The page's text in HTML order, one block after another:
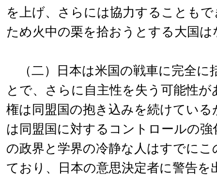
を上げ、さらには協力することも
ため火中の栗を拾おうとする大国は
（二）日本は米国の戦車に完全に
とで、さらに自主性を失う可能性
権は同盟国の抱き込みを続けてい
は同盟国に対するコントロールの
の政界と学界の冷静な人はすでにこ
ており、日本の意思決定者に警告を